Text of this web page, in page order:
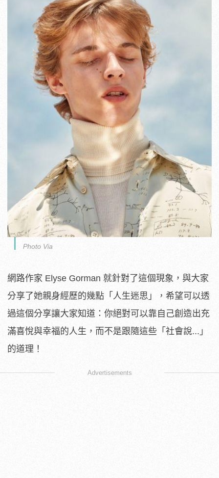
Photo Via
網路作家 Elyse Gorman 就針對了這個現象，與大家
分享了她親身經歷的幾點「人生迷思」，希望可以透
過這個分享讓大家知道：你絕對可以靠自己創造出充
滿喜悅與幸福的人生，而不是跟隨這些「社會說...」
的道理！
Advertisements